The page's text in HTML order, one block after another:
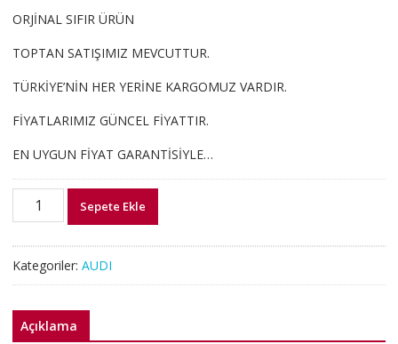
ORJİNAL SIFIR ÜRÜN
TOPTAN SATIŞIMIZ MEVCUTTUR.
TÜRKİYE’NİN HER YERİNE KARGOMUZ VARDIR.
FİYATLARIMIZ GÜNCEL FİYATTIR.
EN UYGUN FİYAT GARANTİSİYLE…
8K0907064HJ
A6
KONFOR
BEYNİ
Sepete Ekle
Kategoriler: AUDI
Açıklama